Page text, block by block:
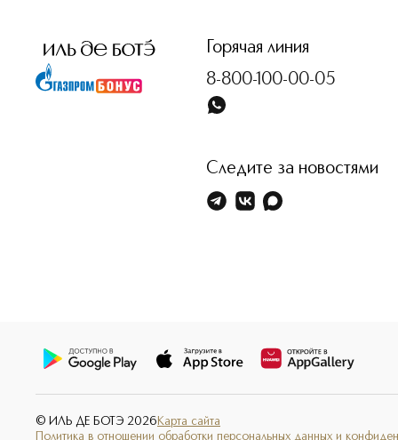
Горячая линия
8-800-100-00-05
Следите за новостями
© ИЛЬ ДЕ БОТЭ 2026 Карта сайта
Политика в отношении обработки персональных данных и